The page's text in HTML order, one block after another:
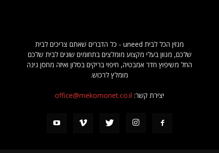
מגזין הכל לבית uneed - כל הדברים שאתם צריכים לבית
שלכם, מגוון בעלי מקצוע מומלצים בתחומים שונים לבית שלכם
החל משיפוץ חדר אמבטיה, חיפוי בריקים בסלון ואיזה מחסן גינה
מומלץ לרכוש.
יצירת קשר: office@mekomonet.co.il